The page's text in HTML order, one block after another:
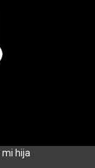
mi hija